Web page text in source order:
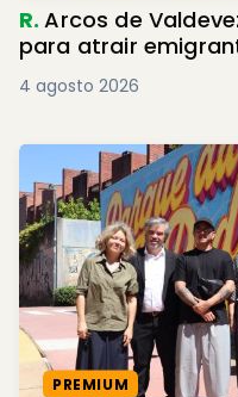
R.Arcos de
para atrair
4 agosto 2026
PREMIUM